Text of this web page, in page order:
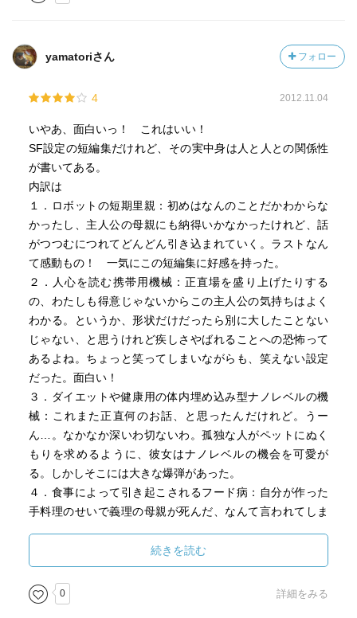
yamatoriさん フォロー
4 2012.11.04
いやあ、面白いっ！ これはいい！
SF設定の短編集だけれど、その実中身は人と人との関係性
が書いてある。
内訳は
１．ロボットの短期里親：初めはなんのことだかわからな
かったし、主人公の母親にも納得いかなかったけれど、話
がつつむにつれてどんどん引き込まれていく。ラストなん
て感動もの！ 一気にこの短編集に好感を持った。
２．人心を読む携帯用機械：正直場を盛り上げたりする
の、わたしも得意じゃないからこの主人公の気持ちはよく
わかる。というか、形状だけだったら別に大したことない
じゃない、と思うけれど疾しさやばれることへの恐怖って
あるよね。ちょっと笑ってしまいながらも、笑えない設定
だった。面白い！
３．ダイエットや健康用の体内埋め込み型ナノレベルの機
械：これまた正直何のお話、と思ったんだけれど。うー
ん…。なかなか深いわ切ないわ。孤独な人がペットにぬく
もりを求めるように、彼女はナノレベルの機会を可愛が
る。しかしそこには大きな爆弾があった。
４．食事によって引き起こされるフード病：自分が作った
手料理のせいで義理の母親が死んだ、なんて言われてしま
理のせいとみられるのは微笑ましいとして。これはきつい
ぞ。身内から攻められたら、ショックで狂信的になってし
まっても仕方がない。最後にちょっと仕返し気分が入るの
なんて、もうステキ！
続きを読む
0 詳細をみる